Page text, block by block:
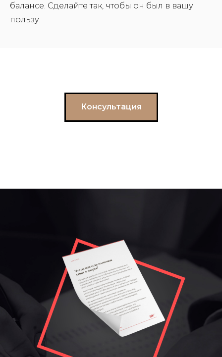
балансе. Сделайте так, чтобы он был в вашу
пользу.
Консультация